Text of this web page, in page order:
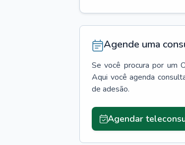
Agende uma
Se você procura por um
Aqui você agenda
de adesão.
Agendar